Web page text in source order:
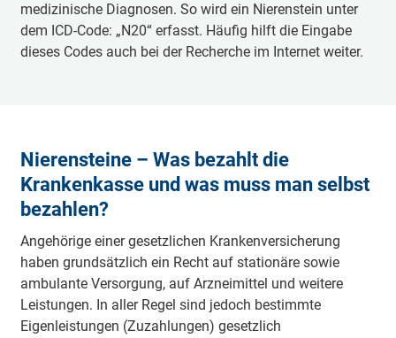
medizinische Diagnosen. So wird ein Nierenstein unter
dem ICD-Code: „N20“ erfasst. Häufig hilft die Eingabe
dieses Codes auch bei der Recherche im Internet weiter.
Nierensteine – Was bezahlt die
Krankenkasse und was muss man selbst
bezahlen?
Angehörige einer gesetzlichen Krankenversicherung
haben grundsätzlich ein Recht auf stationäre sowie
ambulante Versorgung, auf Arzneimittel und weitere
Leistungen. In aller Regel sind jedoch bestimmte
Eigenleistungen (Zuzahlungen) gesetzlich